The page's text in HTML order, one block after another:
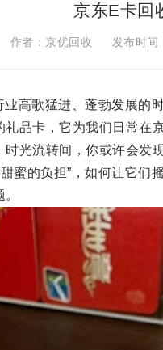
京东E卡回
作者：京优回收 发布时
业高歌猛进、蓬勃发展的
礼品卡，它为我们日常在
时光流转间，你或许会发
蜜的负担”，如何让它